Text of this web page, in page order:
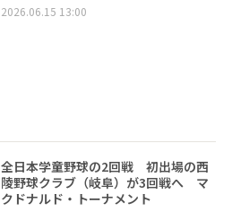
2026.06.15 13:00
全日本学童野球の2回戦 初出場の西
陵野球クラブ（岐阜）が3回戦へ マ
クドナルド・トーナメント